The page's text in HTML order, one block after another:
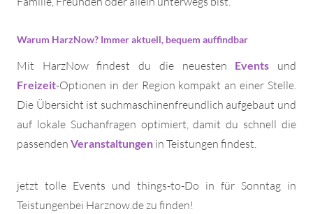
Warum HarzNow? Immer aktuell, bequem auffindbar
Mit HarzNow findest du die neuesten Events und
Freizeit-Optionen in der Region kompakt an einer Stelle.
Die Übersicht ist suchmaschinenfreundlich aufgebaut und
auf lokale Suchanfragen optimiert, damit du schnell die
passenden Veranstaltungen in Teistungen findest.
jetzt tolle Events und things-to-Do in für Sonntag in
Teistungenbei Harznow.de zu finden!